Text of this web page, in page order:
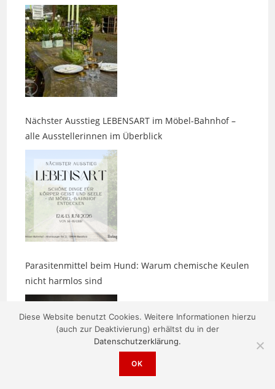
Nächster Ausstieg LEBENSART im Möbel-Bahnhof –
Parasitenmittel beim Hund: Warum chemische Keulen
Diese Website benutzt Cookies. Weitere Informationen hierzu
(auch zur Deaktivierung) erhältst du in der
Datenschutzerklärung.
OK